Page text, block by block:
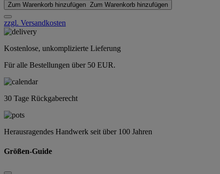
Zum Warenkorb hinzufügen Zum Warenkorb hinzufügen
zzgl. Versandkosten
Kostenlose, unkomplizierte Lieferung
Für alle Bestellungen über 50 EUR.
30 Tage Rückgaberecht
Herausragendes Handwerk seit über 100 Jahren
Größen-Guide